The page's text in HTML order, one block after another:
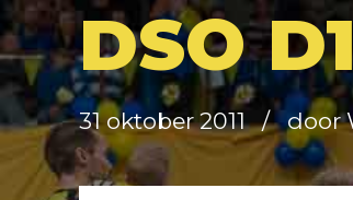
DSO
31 oktober 2011 door